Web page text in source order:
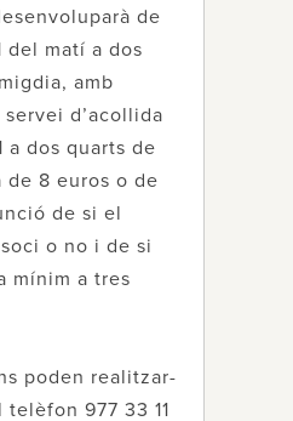
de
del matí a dos
amb
d’acollida
a dos quarts de
de 8 euros o de
de si el
o no i de si
mínim a tres
poden realitzar-
977 33 11